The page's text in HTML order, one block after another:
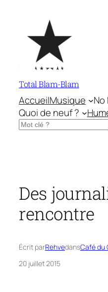
contenu
Total Blam-Blam
AccueilMusique
Quoi de neuf ?
Rechercher
Des
rencontre
Écrit parRehvedansCafé du
20 juillet 2015